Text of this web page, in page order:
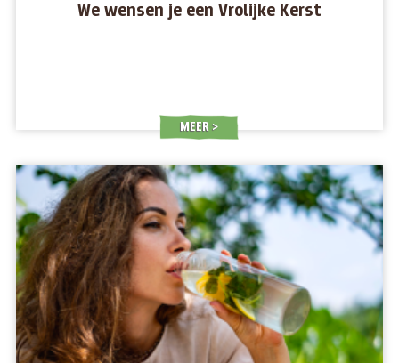
We wensen je een Vrolijke Kerst
MEER